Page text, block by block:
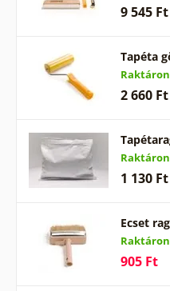
9 545 Ft
Tapéta
Raktáron
2 660 Ft
Raktáron
1 130 Ft
Ecset
Raktáron
905 Ft